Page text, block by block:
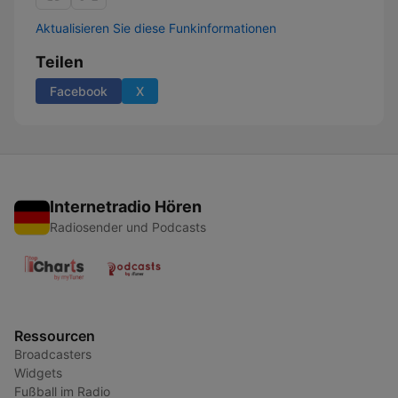
Aktualisieren Sie diese Funkinformationen
Teilen
Facebook X
Internetradio Hören
Radiosender und Podcasts
Ressourcen
Broadcasters
Widgets
Fußball im Radio